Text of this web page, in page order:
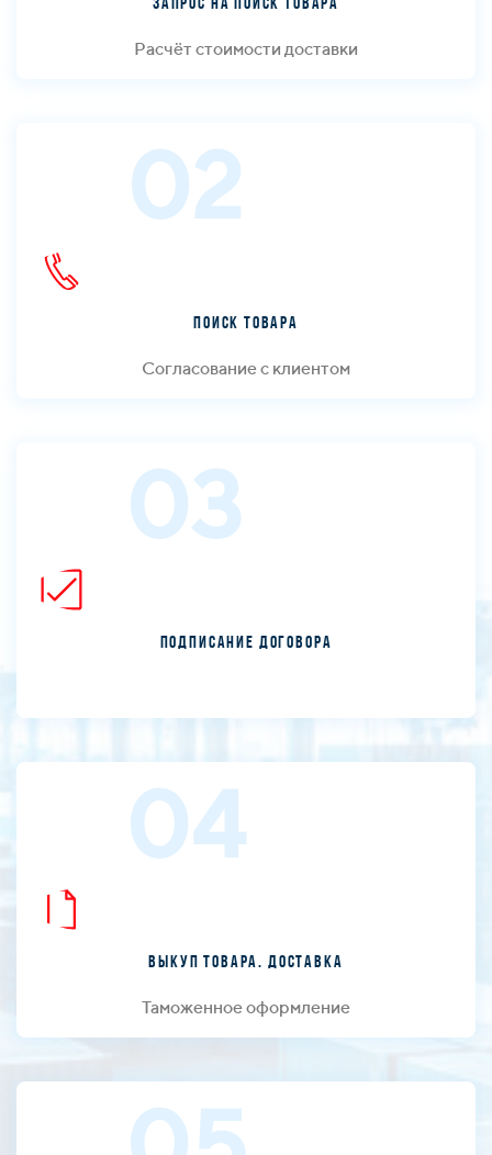
Запрос на поиск товара
Расчёт стоимости доставки
02
Поиск товара
Согласование с клиентом
03
Подписание договора
04
Выкуп товара. Доставка
Таможенное оформление